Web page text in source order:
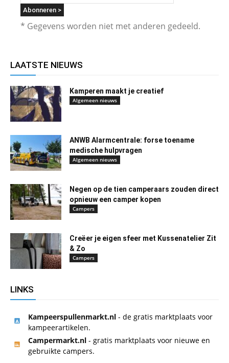
* Gegevens worden niet met anderen gedeeld.
LAATSTE NIEUWS
Kamperen maakt je creatief
Algemeen nieuws
ANWB Alarmcentrale: forse toename
medische hulpvragen
Algemeen nieuws
Negen op de tien camperaars zouden direct
opnieuw een camper kopen
Campers
Creëer je eigen sfeer met Kussenatelier Zit
& Zo
Campers
LINKS
Kampeerspullenmarkt.nl - de gratis marktplaats voor
kampeerartikelen.
Campermarkt.nl - gratis marktplaats voor nieuwe en
gebruikte campers.